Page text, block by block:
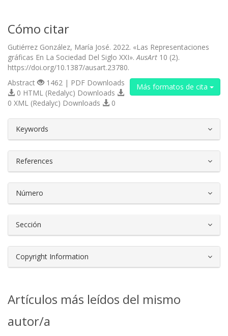
Cómo citar
Gutiérrez González, María José. 2022. «Las Representaciones
gráficas En La Sociedad Del Siglo XXI».AusArt 10 (2).
https://doi.org/10.1387/ausart.23780.
Más formatos de cita
Abstract
1462 | PDF Downloads
0 HTML (Redalyc) Downloads
0 XML (Redalyc) Downloads
0
Keywords
References
Número
Sección
Copyright Information
Artículos más leídos del mismo
autor/a